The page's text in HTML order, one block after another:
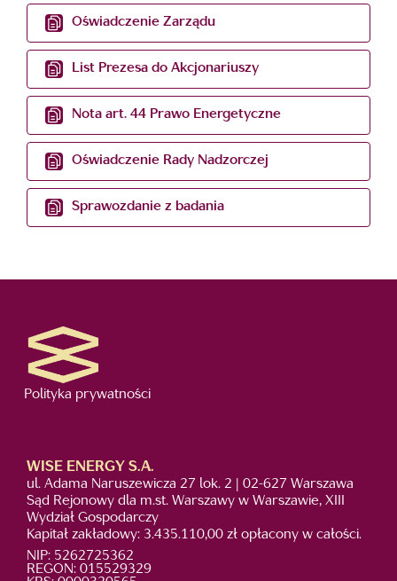
Oświadczenie Zarządu
List Prezesa do Akcjonariuszy
Nota art. 44 Prawo Energetyczne
Oświadczenie Rady Nadzorczej
Sprawozdanie z badania
Polityka prywatności
WISE ENERGY S.A.
ul. Adama Naruszewicza 27 lok. 2 | 02-627 Warszawa
Sąd Rejonowy dla m.st. Warszawy w Warszawie, XIII
Wydział Gospodarczy
Kapitał zakładowy: 3.435.110,00 zł opłacony w całości.
NIP: 5262725362
REGON: 015529329